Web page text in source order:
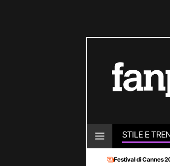
STILE E
Festival di Cannes